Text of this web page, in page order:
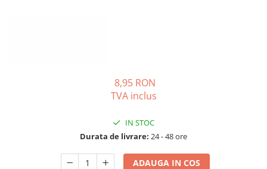
Rezervoare de acumulare
Instant apa calda pe gaz / GPL
8,95 RON
TVA inclus
IN STOC
Durata de livrare: 24 - 48 ore
ADAUGA IN COS